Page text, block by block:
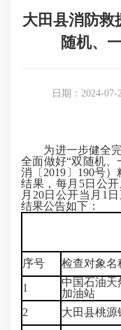
大田县消防救
随机、
日期：2024-07-
为进一步健全完
全面做好“双随机、
消〔2019〕190号
结果，每月5日公
月20日公开当月1
结果公告如下：
序号 检查对象名
1
中国石油
加油站
2
大田县桃源